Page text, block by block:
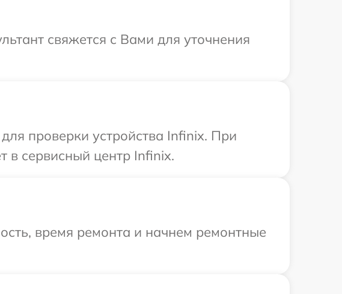
свяжется с Вами для уточнения
проверки устройства Infinix. При
в сервисный центр Infinix.
время ремонта и начнем ремонтные